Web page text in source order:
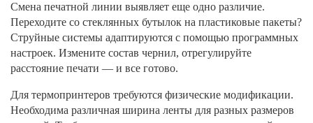
Смена печатной линии выявляет еще одно различие.
Переходите со стеклянных бутылок на пластиковые пакеты?
Струйные системы адаптируются с помощью программных
настроек. Измените состав чернил, отрегулируйте
расстояние печати — и все готово.
Для термопринтеров требуются физические модификации.
Необходима различная ширина ленты для разных размеров